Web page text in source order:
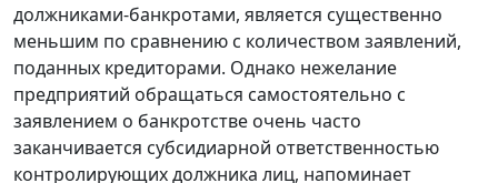
должниками-банкротами, является существенно
меньшим по сравнению с количеством заявлений,
поданных кредиторами. Однако нежелание
предприятий обращаться самостоятельно с
заявлением о банкротстве очень часто
заканчивается субсидиарной ответственностью
контролирующих должника лиц, напоминает